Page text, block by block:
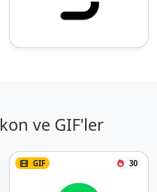
ve GIF'ler
GIF 30